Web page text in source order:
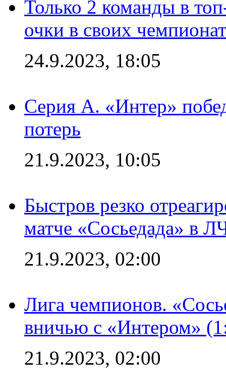
Только 2 команды в
очки в своих
24.9.2023, 18:05
Серия А. «Интер»
потерь
21.9.2023, 10:05
Быстров резко
матче «Сосьедада» в
21.9.2023, 02:00
Лига чемпионов.
вничью с «Интером»
21.9.2023, 02:00